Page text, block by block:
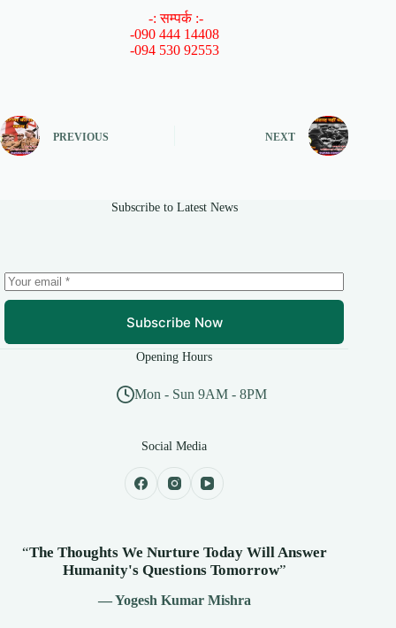
-: सम्पर्क :-
-090 444 14408
-094 530 92553
PREVIOUS NEXT
Subscribe to Latest News
Subscribe Now
Opening Hours
Mon - Sun 9AM - 8PM
Social Media
“The Thoughts We Nurture Today Will Answer
Humanity's Questions Tomorrow”
— Yogesh Kumar Mishra